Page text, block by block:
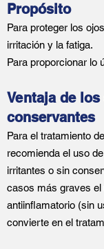
Propósito
Para proteger los
irritación y la fatiga.
Para proporcionar lo
Ventaja de
conservantes
Para el tratamiento
recomienda el uso
irritantes o sin
casos más graves el
antiinflamatorio (sin
convierte en el